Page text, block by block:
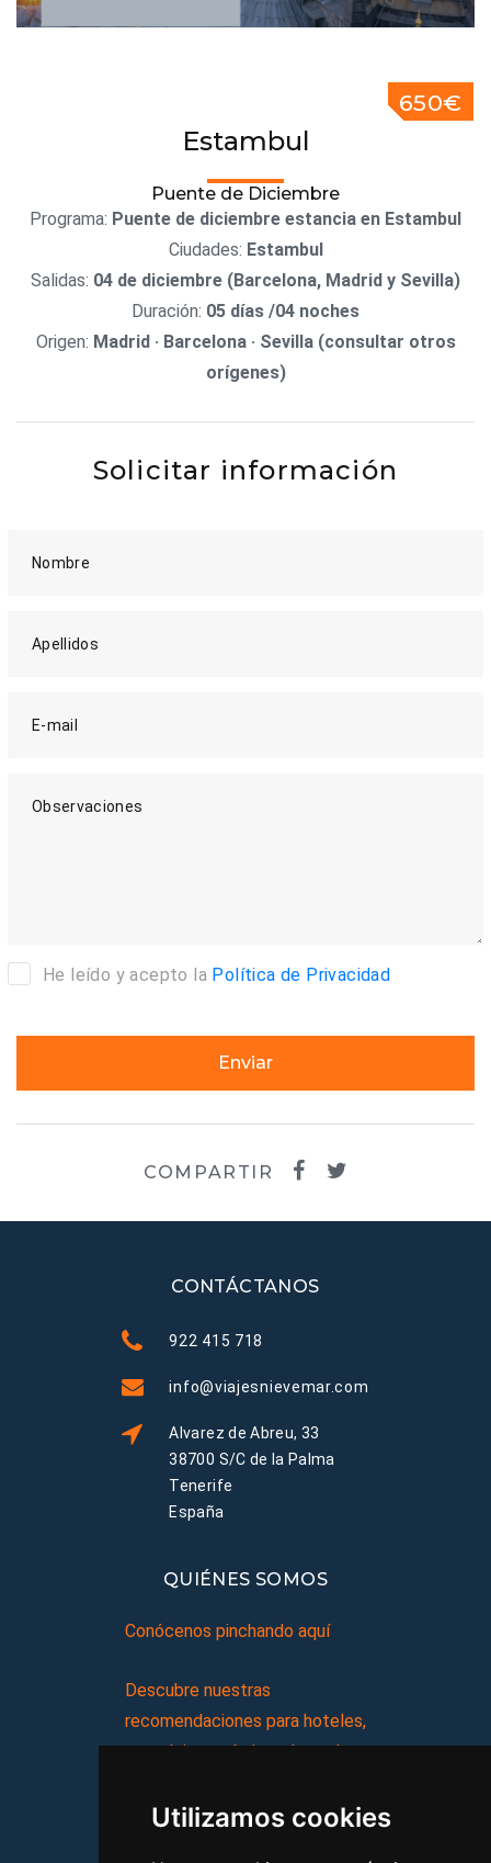
Utilizamos cookies
Estambul
Puente de Diciembre
650€
Programa: Puente de diciembre estancia en Estambul
Ciudades: Estambul
Salidas: 04 de diciembre (Barcelona, Madrid y Sevilla)
Duración: 05 días /04 noches
Origen: Madrid · Barcelona · Sevilla (consultar otros
orígenes)
Solicitar información
Nombre
Apellidos
E-mail
Observaciones
He leído y acepto la Política de Privacidad
Enviar
COMPARTIR
CONTÁCTANOS
922 415 718
info@viajesnievemar.com
Alvarez de Abreu, 33
38700 S/C de la Palma
Tenerife
España
QUIÉNES SOMOS
Conócenos pinchando aquí
Descubre nuestras
recomendaciones para hoteles,
complejos turísticos, hostales,
viajes, y mucho más!